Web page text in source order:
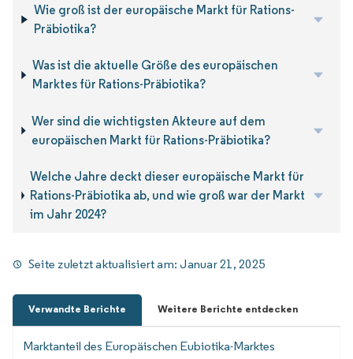
Wie groß ist der europäische Markt für Rations-
Präbiotika?
Was ist die aktuelle Größe des europäischen
Marktes für Rations-Präbiotika?
Wer sind die wichtigsten Akteure auf dem
europäischen Markt für Rations-Präbiotika?
Welche Jahre deckt dieser europäische Markt für
Rations-Präbiotika ab, und wie groß war der Markt
im Jahr 2024?
Seite zuletzt aktualisiert am:Januar 21, 2025
Verwandte Berichte Weitere Berichte entdecken
Marktanteil des Europäischen Eubiotika-Marktes